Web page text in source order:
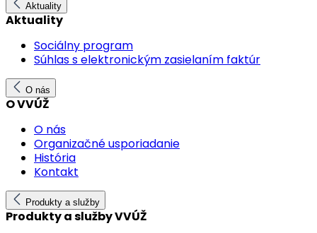
Aktuality
Aktuality
Sociálny program
Súhlas s elektronickým zasielaním faktúr
O nás
O VVÚŽ
O nás
Organizačné usporiadanie
História
Kontakt
Produkty a služby
Produkty a služby VVÚŽ